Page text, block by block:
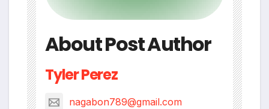
About Post Author
Tyler Perez
nagabon789@gmail.com